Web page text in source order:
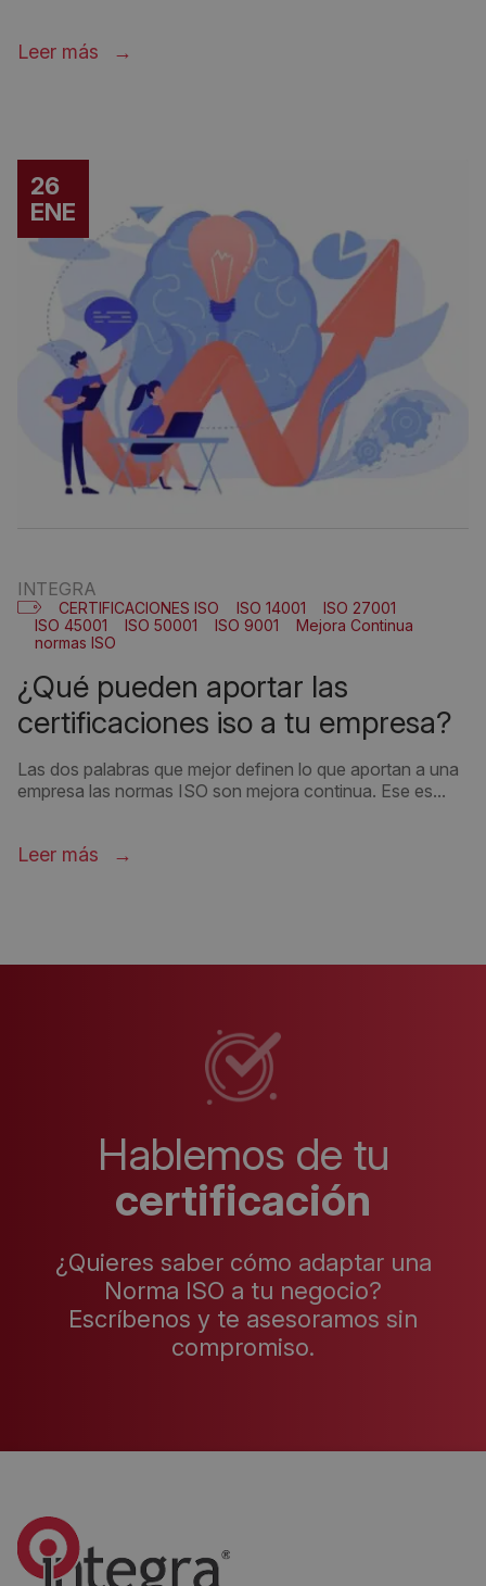
Leer más
26
ENE
INTEGRA
CERTIFICACIONES ISO ISO 14001
ISO 27001
ISO 45001
ISO 50001 ISO 9001
Mejora Continua
normas ISO
¿qué pueden aportar las
certificaciones iso a tu empresa?
Las dos palabras que mejor definen lo que aportan a una
empresa las normas ISO son mejora continua. Ese es...
Leer más
Hablemos de tu
certificación
¿Quieres saber cómo adaptar una
Norma ISO a tu negocio?
Escríbenos y te asesoramos sin
compromiso.